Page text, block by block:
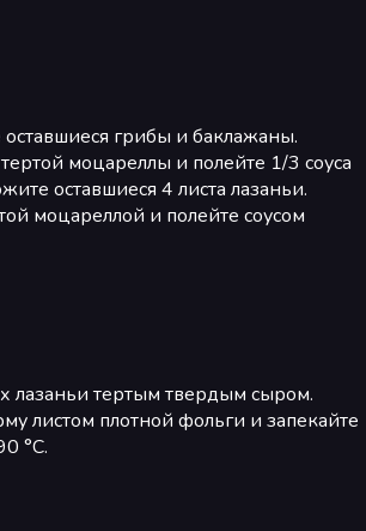
оставшиеся грибы и баклажаны.
моцареллы и полейте 1/3 соуса
оставшиеся 4 листа лазаньи.
моцареллой и полейте соусом
лазаньи тертым твердым сыром.
листом плотной фольги и запекайте
°C.